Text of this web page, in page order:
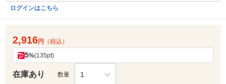
ログインはこちら
2,916円 （税込）
5%(135pt)
在庫あり 数量 1